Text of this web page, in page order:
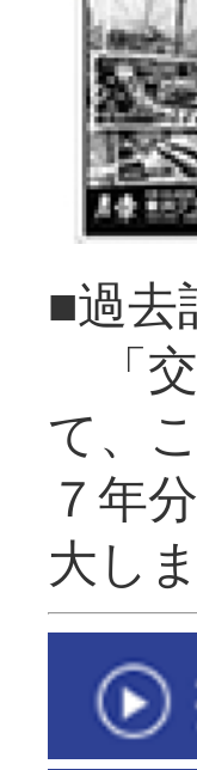
■過
「
て、
７年
大